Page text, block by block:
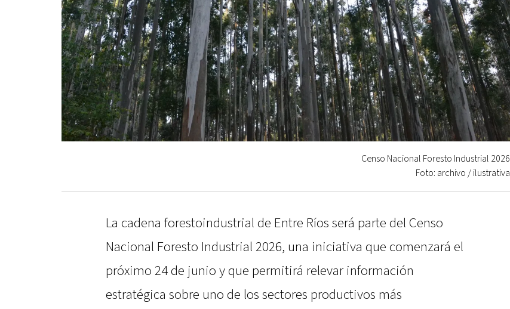
Censo Nacional Foresto Industrial 2026
Foto: archivo / ilustrativa
La cadena forestoindustrial de Entre Ríos será parte del Censo
Nacional Foresto Industrial 2026, una iniciativa que comenzará el
próximo 24 de junio y que permitirá relevar información
estratégica sobre uno de los sectores productivos más